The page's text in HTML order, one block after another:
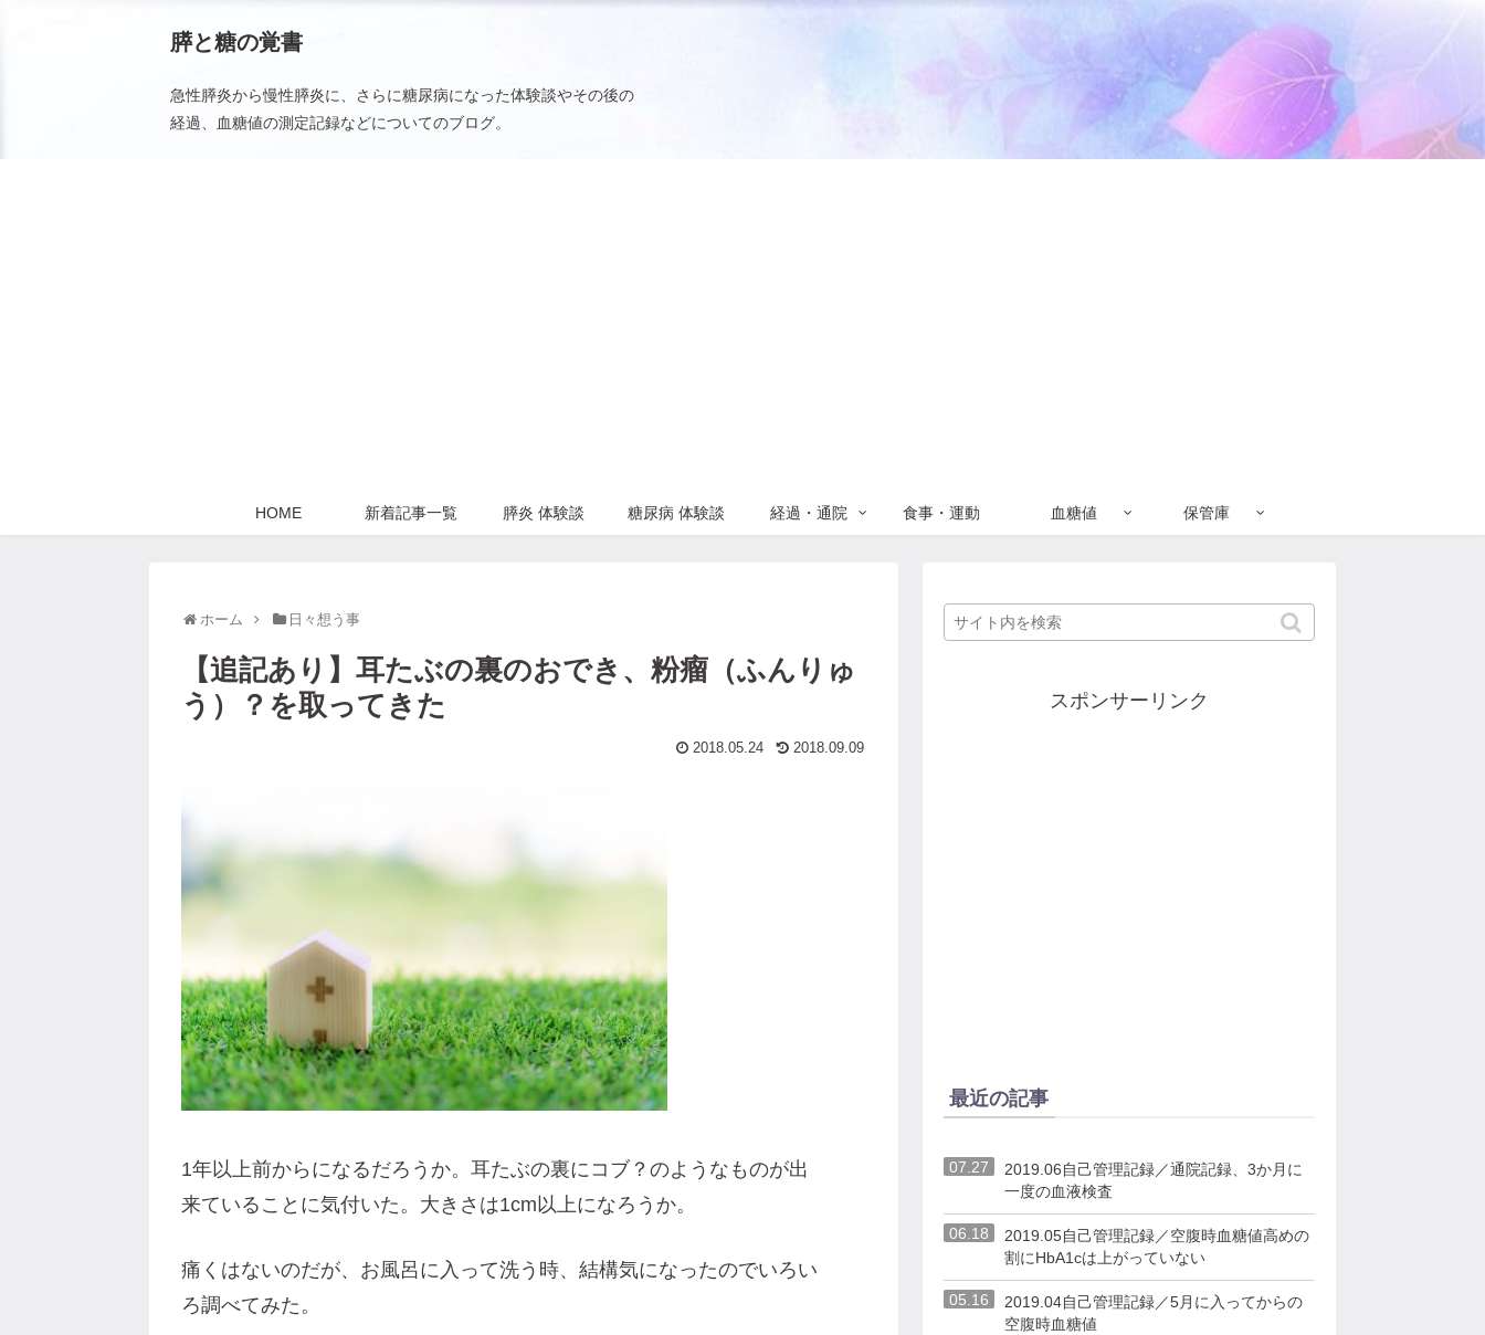
膵と糖の覚書
急性膵炎から慢性膵炎に、さらに糖尿病になった体験談やその後の
経過、血糖値の測定記録などについてのブログ。
HOME 新着記事一覧 膵炎 体験談 糖尿病 体験談 経過・通院 食事・運動 血糖値 保管庫
ホーム 日々想う事
【追記あり】耳たぶの裏のおでき、粉瘤（ふんりゅ
う）？を取ってきた
2018.09.09
2018.05.24
1年以上前からになるだろうか。耳たぶの裏にコブ？のようなものが出
来ていることに気付いた。大きさは1cm以上になろうか。
痛くはないのだが、お風呂に入って洗う時、結構気になったのでいろい
ろ調べてみた。
スポンサーリンク
最近の記事
07.27
2019.06自己管理記録／通院記録、3か月に
一度の血液検査
06.18
2019.05自己管理記録／空腹時血糖値高めの
割にHbA1cは上がっていない
05.16
2019.04自己管理記録／5月に入ってからの
空腹時血糖値